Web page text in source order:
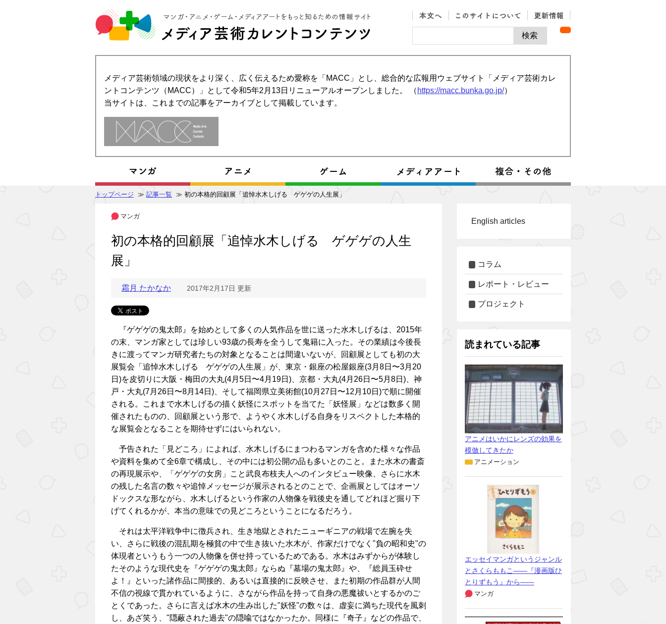
メディア芸術領域の現状をより深く、広く伝えるため愛称を「MACC」とし、総合的な広報用ウェブサイト「メディア芸術カレ
ントコンテンツ（MACC）」として令和5年2月13日リニューアルオープンしました。 （ https://macc.bunka.go.jp/）
当サイトは、これまでの記事をアーカイブとして掲載しています。
トップページ ≫ 記事一覧 ≫ 初の本格的回顧展「追悼水木しげる ゲゲゲの人生展」
マンガ
初の本格的回顧展「追悼水木しげる ゲゲゲの人生
展」
霜月 たかなか 2017年2月17日 更新
『ゲゲゲの鬼太郎』を始めとして多くの人気作品を世に送った水木しげるは、2015年
の末、マンガ家としては珍しい93歳の長寿を全うして鬼籍に入った。その業績は今後長
きに渡ってマンガ研究者たちの対象となることは間違いないが、回顧展としても初の大
展覧会「追悼水木しげる ゲゲゲの人生展」が、東京・銀座の松屋銀座(3月8日〜3月20
日)を皮切りに大阪・梅田の大丸(4月5日〜4月19日)、京都・大丸(4月26日〜5月8日)、神
戸・大丸(7月26日〜8月14日)、そして福岡県立美術館(10月27日〜12月10日)で順に開催
される。これまで水木しげるの描く妖怪にスポットを当てた「妖怪展」などは数多く開
催されたものの、回顧展という形で、ようやく水木しげる自身をリスペクトした本格的
な展覧会となることを期待せずにはいられない。
予告された「見どころ」によれば、水木しげるにまつわるマンガを含めた様々な作品
や資料を集めて全6章で構成し、その中には初公開の品も多いとのこと。また水木の書斎
の再現展示や、「ゲゲゲの女房」こと武良布枝夫人へのインタビュー映像、さらに水木
の残した名言の数々や追悼メッセージが展示されるとのことで、企画展としてはオーソ
ドックスな形ながら、水木しげるという作家の人物像を戦後史を通してどれほど掘り下
げてくれるかが、本当の意味での見どころということになるだろう。
それは太平洋戦争中に徴兵され、生き地獄とされたニューギニアの戦場で左腕を失
い、さらに戦後の混乱期を極貧の中で生き抜いた水木が、作家だけでなく"負の昭和史"の
体現者というもう一つの人物像を併せ持っているためである。水木はみずからが体験し
たそのような現代史を『ゲゲゲの鬼太郎』ならぬ『墓場の鬼太郎』や、『総員玉砕せ
よ！』といった諸作品に間接的、あるいは直接的に反映させ、また初期の作品群が人間
不信の視線で貫かれているように、さながら作品を持って自身の悪魔祓いとするかのご
とくであった。さらに言えば水木の生み出した"妖怪"の数々は、虚妄に満ちた現代を風刺
し、あざ笑う、"隠蔽された過去"の隠喩ではなかったか。同様に『奇子』などの作品で、
English articles
コラム
レポート・レビュー
プロジェクト
読まれている記事
アニメはいかにレンズの効果を
模倣してきたか
アニメーション
エッセイマンガというジャンル
とさくらももこ――『漫画版ひ
とりずもう』から――
マンガ